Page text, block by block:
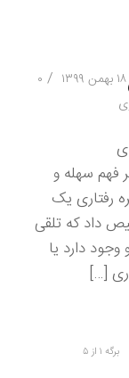
۱۸ بهمن ۱۳۹۹ / ۰
فهم سهله و
رفتاری یک
داد که تلقی
دارد یا
[…]
برگه ۱ از ۵